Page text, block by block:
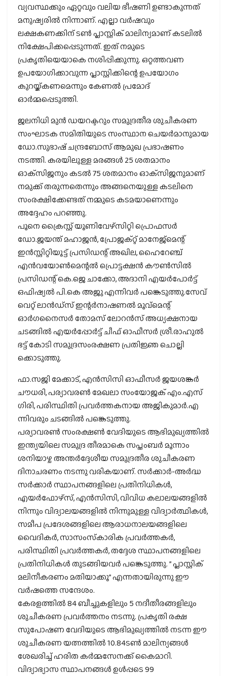
വ്യവസ്ഥക്കും ഏറ്റവും വലിയ ഭീഷണി ഉണ്ടാകുന്നത്
മനുഷ്യരില്‍ നിന്നാണ്. എല്ലാ വര്‍ഷവും
ലക്ഷകണക്കിന് ടണ്‍ പ്ലാസ്റ്റിക് മാലിന്യമാണ് കടലില്‍
നിക്ഷേപിക്കപ്പെടുന്നത്. ഇത് നമുടെ
പ്രകൃതിയെയാകെ നശിപ്പിക്കുന്നു. ഒറ്റത്തവണ
ഉപയോഗിക്കാവുന്ന പ്ലാസ്റ്റിക്കിന്റെ ഉപയോഗം
കുറയ്ക്കണമെന്നും കേണല്‍ പ്രമോദ്
ഓർമ്മപ്പെടുത്തി.
ജലനിധി മുന്‍ ഡയറക്ടറും സമുദ്രതീര ശുചീകരണ
സംഘാടക സമിതിയുടെ സംസ്ഥാന ചെയര്‍മാനുമായ
ഡോ.സുഭാഷ് ചന്ദ്രബോസ് ആമുഖ പ്രഭാഷണം
നടത്തി. കരയിലുള്ള മരങ്ങള്‍ 25 ശതമാനം
ഓക്‌സിജനും കടല്‍ 75 ശതമാനം ഓക്‌സിജനുമാണ്
നമുക്ക് തരുന്നതെന്നും അങ്ങനെയുള്ള കടലിനെ
സംരക്ഷിക്കേണ്ടത് നമ്മുടെ കടമയാണെന്നും
അദ്ദേഹം പറഞ്ഞു.
പൂനെ ക്രൈസ്റ്റ് യൂണിവേഴ്‌സിറ്റി പ്രൊഫസര്‍
ഡോ.ജയന്ത് മഹാജന്‍, പ്രോജക്റ്റ് മാനേജ്‌മെന്റ്
ഇന്‍സ്റ്റിറ്റിയൂട്ട് പ്രസിഡന്റ് അഖില, ഹൈറേഞ്ച്
എന്‍വയോണ്‍മെന്റല്‍ പ്രൊട്ടക്ഷന്‍ കൗണ്‍സില്‍
പ്രസിഡന്റ് കെ.ജെ ചാക്കോ, അദാനി എയര്‍പോര്‍ട്ട്
ഒഫിഷ്യല്‍ പി.കെ അജു എന്നിവർ പങ്കെടുത്തു.സേവ്
വെറ്റ് ലാന്‍ഡ്‌സ് ഇന്റര്‍നാഷണല്‍ മൂവ്‌മെന്റ്
ഓര്‍ഗനൈസര്‍ തോമസ് ലോറന്‍സ് അധ്യക്ഷനായ
ചടങ്ങില്‍ എയർപ്പോർട്ട് ചീഫ് ഓഫീസർ ശ്രീ.രാഹുൽ
ഭട്ട് കോടി സമുദ്രസംരക്ഷണ പ്രതിജ്ഞ ചൊല്ലി
ക്കൊടുത്തു.
ഫാ.സജി മേക്കാട്, എന്‍സിസി ഓഫീസര്‍ ജയശങ്കര്‍
ചൗധരി, പര്യാവരണ്‍ മേഖലാ സംയോജക് എം.എസ്
ഗിരി, പരിസ്ഥിതി പ്രവര്‍ത്തകനായ അജികുമാര്‍.എ
ന്നിവരും ചടങ്ങില്‍ പങ്കെടുത്തു.
പര്യാവരൺ സംരക്ഷൺ വേദിയുടെ ആഭിമുഖ്യത്തില്‍
ഇന്ത്യയിലെ സമുദ്ര തീരമാകെ സപ്തംബർ മൂന്നാം
ശനിയാഴ്ച അന്തർദ്ദേശീയ സമുദ്രതീര ശുചീകരണ
ദിനാചരണം നടന്നു വരികയാണ്. സര്‍ക്കാര്‍-അര്‍ദ്ധ
സര്‍ക്കാര്‍ സ്ഥാപനങ്ങളിലെ പ്രതിനിധികള്‍,
എയര്‍ഫോഴ്‌സ്, എന്‍സിസി, വിവിധ കലാലയങ്ങളില്‍
നിന്നും വിദ്യാലയങ്ങളിൽ നിന്നുമുള്ള വിദ്യാര്‍ത്ഥികള്‍,
സമീപ പ്രദേശങ്ങളിലെ ആരാധനാലയങ്ങളിലെ
വൈദികര്‍, സാസംസ്‌കാരിക പ്രവര്‍ത്തകര്‍,
പരിസ്ഥിതി പ്രവർത്തകർ, തദ്ദേശ സ്ഥാപനങ്ങളിലെ
പ്രതിനിധികള്‍ തുടങ്ങിയവര്‍ പങ്കെടുത്തു. ” പ്ലാസ്റ്റിക്
മലിനീകരണം മതിയാക്കൂ” എന്നതായിരുന്നു ഈ
വർഷത്തെ സന്ദേശം.
കേരളത്തില്‍ 84 ബീച്ചുകളിലും 5 നദീതീരങ്ങളിലും
ശുചീകരണ പ്രവർത്തനം നടന്നു. പ്രകൃതി രക്ഷ
സുപോഷണ വേദിയുടെ ആഭിമുഖ്യത്തിൽ നടന്ന ഈ
ശുചീകരണ യത്നത്തിൽ 10.84ടൺ മാലിന്യങ്ങൾ
ശേഖരിച്ച് ഹരിത കർമ്മസേനക്ക് കൈമാറി.
വിദ്യാഭ്യാസ സ്ഥാപനങ്ങൾ ഉൾപ്പടെ 99